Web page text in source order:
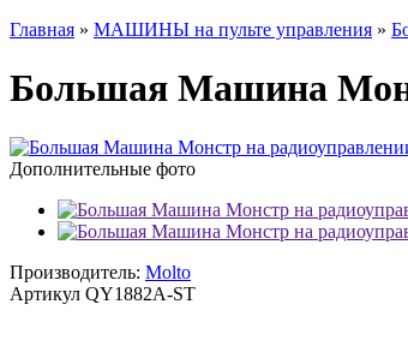
Главная » МАШИНЫ на пульте управления »
Большая Машина
Дополнительные фото
Производитель: Molto
Артикул QY1882A-ST